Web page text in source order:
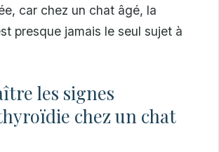
car chez un chat âgé, la
presque jamais le seul sujet à
les signes
chez un chat